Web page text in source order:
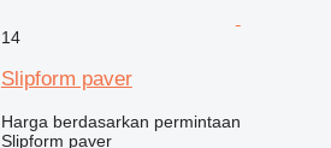
14
Slipform paver
Harga berdasarkan permintaan
Slipform paver